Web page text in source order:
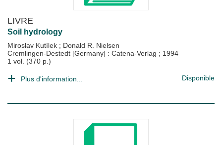
LIVRE
Soil hydrology
Miroslav Kutílek ; Donald R. Nielsen
Cremlingen-Destedt [Germany] : Catena-Verlag ; 1994
1 vol. (370 p.)
Plus d'information... Disponible